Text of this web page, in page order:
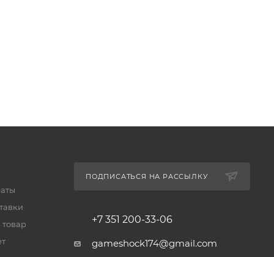
товар
ПОДПИСАТЬСЯ НА РАССЫЛКУ
+7 351 200-33-06
gameshock174@gmail.com